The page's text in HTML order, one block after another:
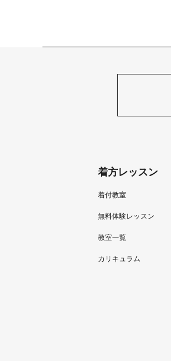
着方レッスン
着付教室
無料体験レッスン
教室一覧
カリキュラム